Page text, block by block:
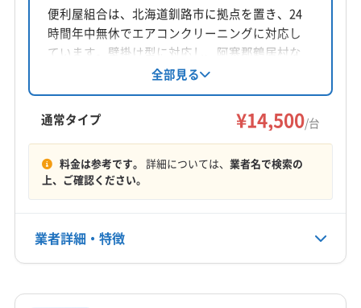
北海道野付郡別海町
対応地域
根室市
阿寒郡鶴居村
釧路郡釧路町
厚岸郡浜中町
川上郡弟子屈町
川上郡標茶町
標津郡標津町
もっと見る
営業時間
定休日
年中無休
電話番号
便利屋組合は、北海道釧路市に拠点を置き、24
時間年中無休でエアコンクリーニングに対応し
ています。壁掛け型に対応し、阿寒郡鶴居村な
ど釧路市周辺エリアで出張費無料でサービスを
提供。古物商許可も取得しており、エアコン清
掃の他、幅広い代行サービスを提供していま
す。
全部見る
通常タイプ ¥14,500/台
料金は参考です。 詳細については、 業者名で検索の
上、ご確認ください。
業者詳細・特徴